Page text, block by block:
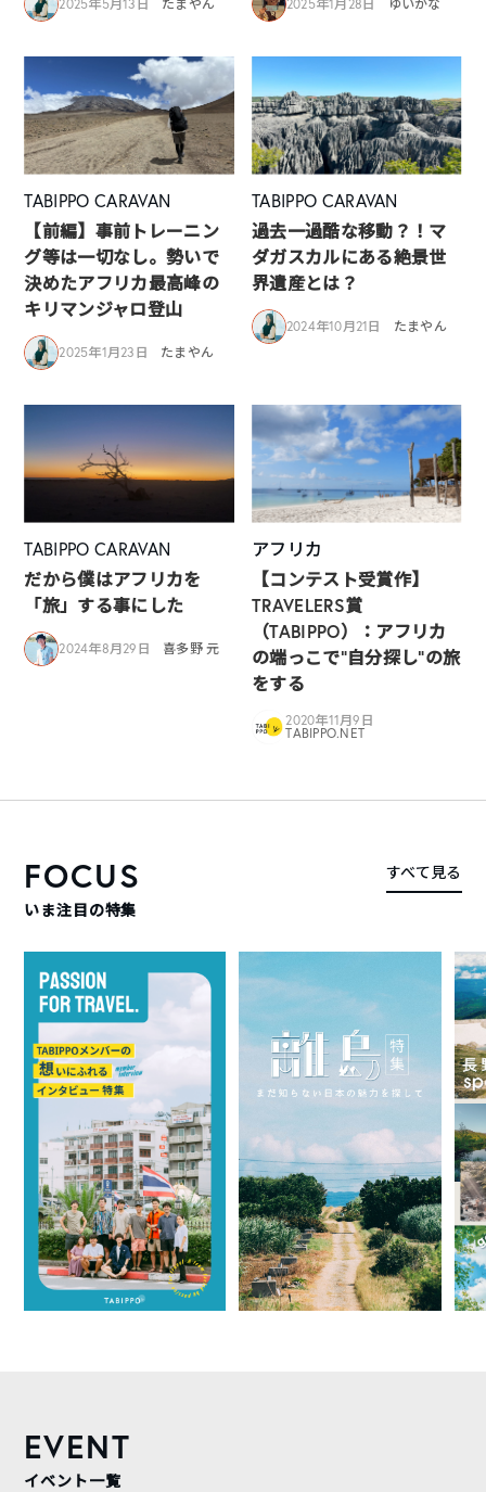
2025年5月13日 たまやん 2025年1月28日 ゆいかな
TABIPPO CARAVAN
【前編】事前トレーニン
グ等は一切なし。勢いで
決めたアフリカ最高峰の
キリマンジャロ登山
2025年1月23日 たまやん
TABIPPO CARAVAN
過去一過酷な移動？！マ
ダガスカルにある絶景世
界遺産とは？
2024年10月21日 たまやん
TABIPPO CARAVAN
だから僕はアフリカを
「旅」する事にした
2024年8月29日 喜多野 元
アフリカ
【コンテスト受賞作】
TRAVELERS賞
（TABIPPO）：アフリカ
の端っこで”自分探し”の旅
をする
2020年11月9日
TABIPPO.NET
FOCUS
いま注目の特集
すべて見る
EVENT
イベント一覧